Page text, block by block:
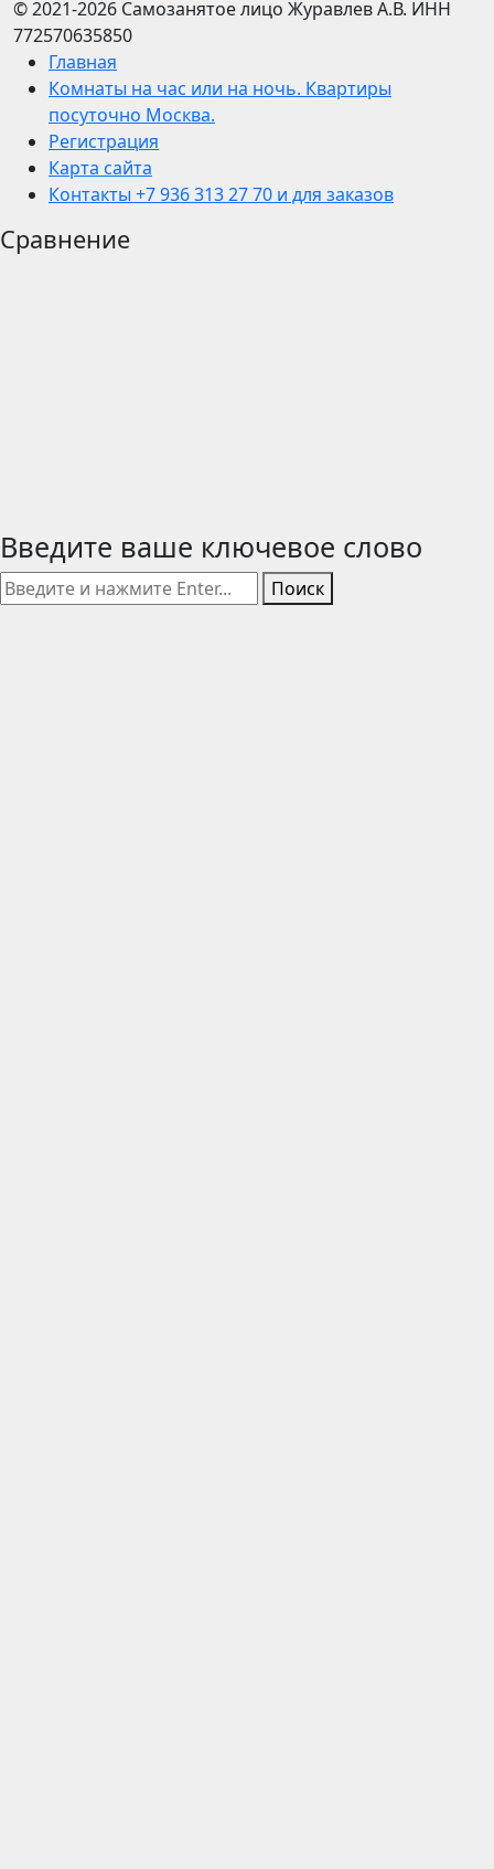
© 2021-2026 Самозанятое лицо Журавлев А.В. ИНН
772570635850
Главная
Комнаты на час или на ночь. Квартиры
посуточно Москва.
Регистрация
Карта сайта
Контакты +7 936 313 27 70 и для заказов
Сравнение
Введите ваше ключевое слово
Поиск